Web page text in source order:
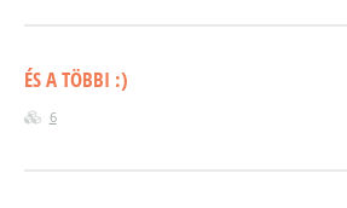
ÉS A TÖBBI :)
6